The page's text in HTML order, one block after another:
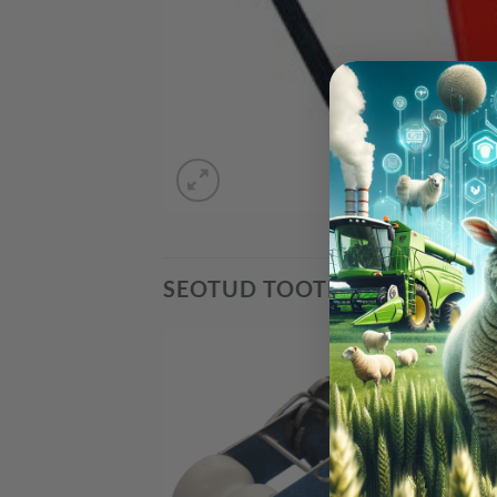
SEOTUD TOOTED